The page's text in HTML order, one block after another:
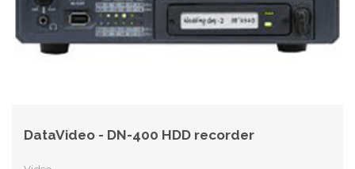
DataVideo - DN-400 HDD recorder